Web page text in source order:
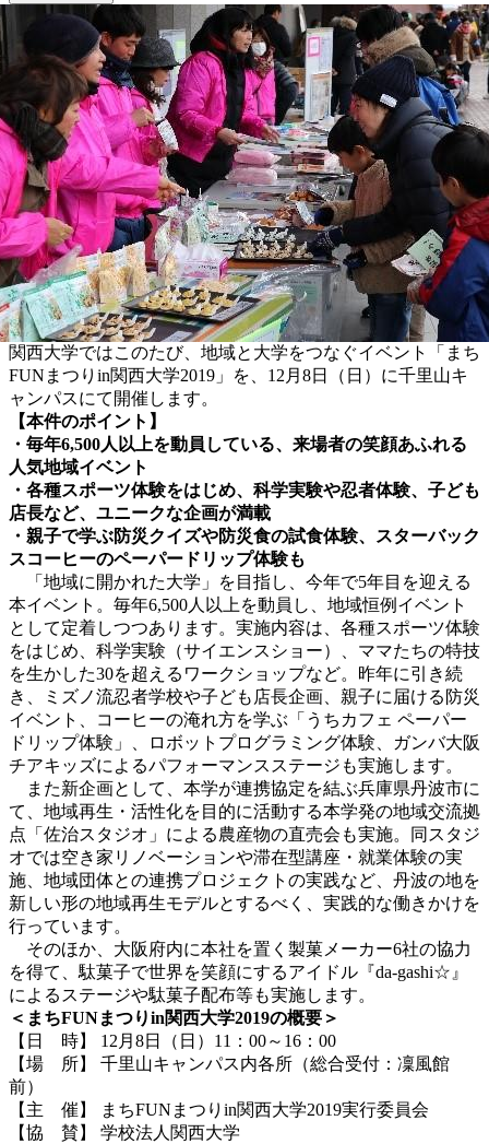
関西大学ではこのたび、地域と大学をつなぐイベント「まち
FUNまつりin関西大学2019」を、12月8日（日）に千里山キ
ャンパスにて開催します。
【本件のポイント】
・毎年6,500人以上を動員している、来場者の笑顔あふれる
人気地域イベント
・各種スポーツ体験をはじめ、科学実験や忍者体験、子ども
店長など、ユニークな企画が満載
・親子で学ぶ防災クイズや防災食の試食体験、スターバック
スコーヒーのペーパードリップ体験も
「地域に開かれた大学」を目指し、今年で5年目を迎える
本イベント。毎年6,500人以上を動員し、地域恒例イベント
として定着しつつあります。実施内容は、各種スポーツ体験
をはじめ、科学実験（サイエンスショー）、ママたちの特技
を生かした30を超えるワークショップなど。昨年に引き続
き、ミズノ流忍者学校や子ども店長企画、親子に届ける防災
イベント、コーヒーの淹れ方を学ぶ「うちカフェ ペーパー
ドリップ体験」、ロボットプログラミング体験、ガンバ大阪
チアキッズによるパフォーマンスステージも実施します。
また新企画として、本学が連携協定を結ぶ兵庫県丹波市に
て、地域再生・活性化を目的に活動する本学発の地域交流拠
点「佐治スタジオ」による農産物の直売会も実施。同スタジ
オでは空き家リノベーションや滞在型講座・就業体験の実
施、地域団体との連携プロジェクトの実践など、丹波の地を
新しい形の地域再生モデルとするべく、実践的な働きかけを
行っています。
そのほか、大阪府内に本社を置く製菓メーカー6社の協力
を得て、駄菓子で世界を笑顔にするアイドル『da-gashi☆』
によるステージや駄菓子配布等も実施します。
＜まちFUNまつりin関西大学2019の概要＞
【日 時】 12月8日（日）11：00～16：00
【場 所】 千里山キャンパス内各所（総合受付：凜風館
前）
【主 催】 まちFUNまつりin関西大学2019実行委員会
【協 賛】 学校法人関西大学